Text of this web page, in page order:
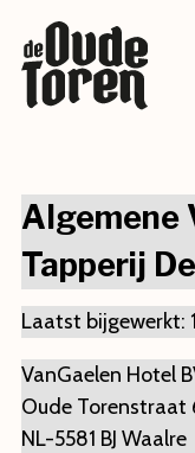
AFHALEN
AFHUREN
Algemene
Tapperij
Laatst bijgewerkt:
VanGaelen Hotel
Oude Torenstraat
NL-5581 BJ Waalre